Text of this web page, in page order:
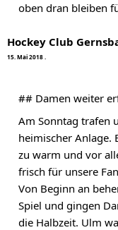
oben dran bleiben
Hockey Club
15 Mai2018·
## Damen weiter
Am Sonntag trafen
heimischer Anlage.
zu warm und vor
frisch für unsere
Von Beginn an
Spiel und gingen
die Halbzeit. Ulm